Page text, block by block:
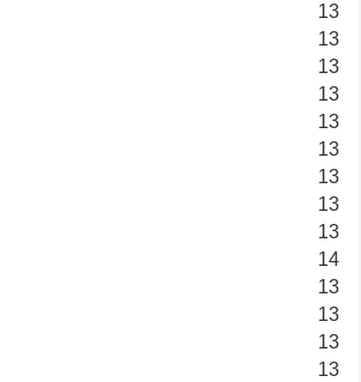
13
13
13
13
13
13
13
13
13
14
13
13
13
13